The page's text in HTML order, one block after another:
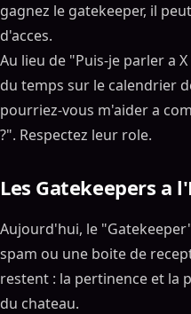
gagnez le gatekeeper, il
d'acces.
Au lieu de "Puis-je parler a
du temps sur le calendrier
pourriez-vous m'aider a
?". Respectez leur role.
Les Gatekeepers a
Aujourd'hui, le
spam ou une boite de
restent : la pertinence et la
du chateau.